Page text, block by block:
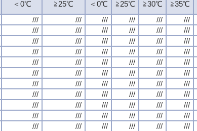
＜0℃ ≧25℃ ＜0℃ ≧25℃ ≧30℃ ≧35℃
/// /// /// /// /// ///
/// /// /// /// /// ///
/// /// /// /// /// ///
/// /// /// /// /// ///
/// /// /// /// /// ///
/// /// /// /// /// ///
/// /// /// /// /// ///
/// /// /// /// /// ///
/// /// /// /// /// ///
/// /// /// /// /// ///
/// /// /// /// /// ///